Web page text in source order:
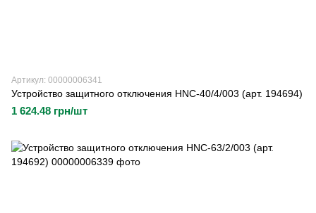
Артикул: 00000006341
Устройство защитного отключения HNC-40/4/003 (арт. 194694)
1 624.48 грн/шт